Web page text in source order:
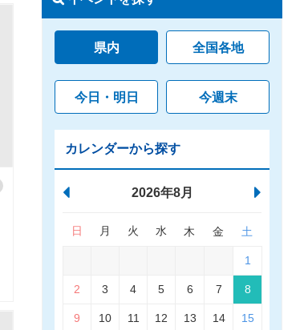
県内 全国各地
今日・明日 今週末
カレンダーから探す
2026年8月
日 月 火 水 木 金 土
1
2 3 4 5 6 7 8
9 10 11 12 13 14 15